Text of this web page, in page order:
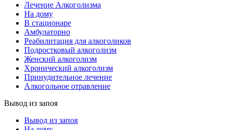
Лечение Алкоголизма
На дому
В стационаре
Амбулаторно
Реабилитация для алкоголиков
Подростковый алкоголизм
Женский алкоголизм
Хронический алкоголизм
Принудительное лечение
Алкогольное отравление
Вывод из запоя
Вывод из запоя